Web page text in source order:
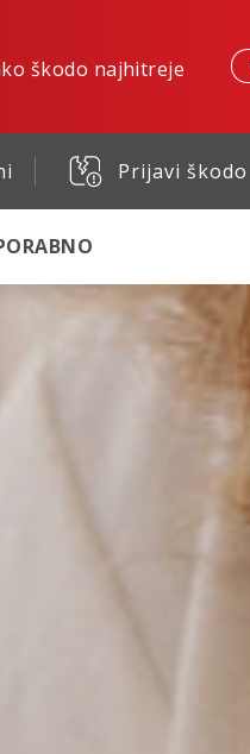
škodo najhitreje
Prijavi škodo